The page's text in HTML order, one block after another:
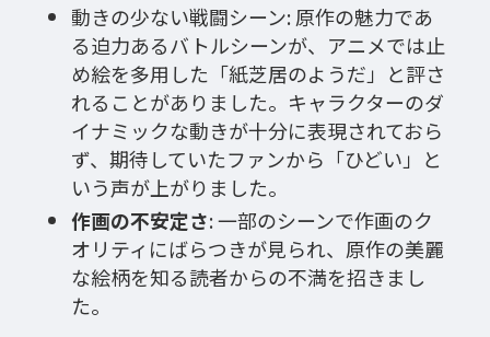
動きの少ない戦闘シーン: 原作の魅力であ
る迫力あるバトルシーンが、アニメでは止
め絵を多用した「紙芝居のようだ」と評さ
れることがありました。キャラクターのダ
イナミックな動きが十分に表現されておら
ず、期待していたファンから「ひどい」と
いう声が上がりました。
作画の不安定さ: 一部のシーンで作画のク
オリティにばらつきが見られ、原作の美麗
な絵柄を知る読者からの不満を招きまし
た。